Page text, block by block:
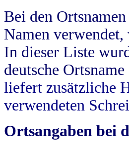
Bei den
Namen
In dieser Liste
deutsche
liefert zusätzliche
verwendeten
Ortsangaben bei